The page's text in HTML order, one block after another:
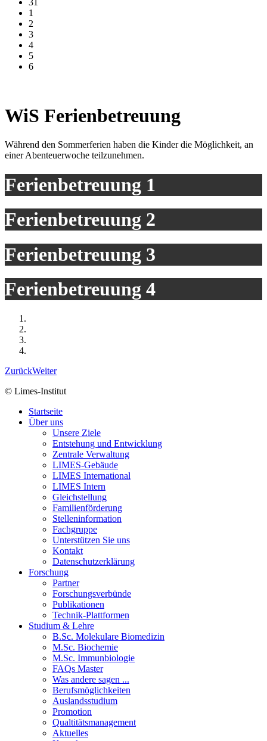
1
2
3
4
5
6
WiS Ferienbetreuung
Während den Sommerferien haben die Kinder die Möglichkeit, an
einer Abenteuerwoche teilzunehmen.
Ferienbetreuung 1
Ferienbetreuung 2
Ferienbetreuung 3
Ferienbetreuung 4
ZurückWeiter
© Limes-Institut
Startseite
Über uns
Unsere Ziele
Entstehung und Entwicklung
Zentrale Verwaltung
LIMES-Gebäude
LIMES International
LIMES Intern
Gleichstellung
Familienförderung
Stelleninformation
Fachgruppe
Unterstützen Sie uns
Kontakt
Datenschutzerklärung
Forschung
Partner
Forschungsverbünde
Publikationen
Technik-Plattformen
Studium & Lehre
B.Sc. Molekulare Biomedizin
M.Sc. Biochemie
M.Sc. Immunbiologie
FAQs Master
Was andere sagen ...
Berufsmöglichkeiten
Auslandsstudium
Promotion
Qualtitätsmanagement
Aktuelles